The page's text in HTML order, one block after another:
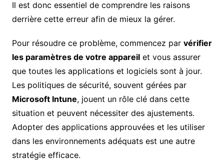
Il est donc essentiel de comprendre les raisons
derrière cette erreur afin de mieux la gérer.
Pour résoudre ce problème, commencez par vérifier
les paramètres de votre appareilet vous assurer
que toutes les applications et logiciels sont à jour.
Les politiques de sécurité, souvent gérées par
Microsoft Intune, jouent un rôle clé dans cette
situation et peuvent nécessiter des ajustements.
Adopter des applications approuvées et les utiliser
dans les environnements adéquats est une autre
stratégie efficace.